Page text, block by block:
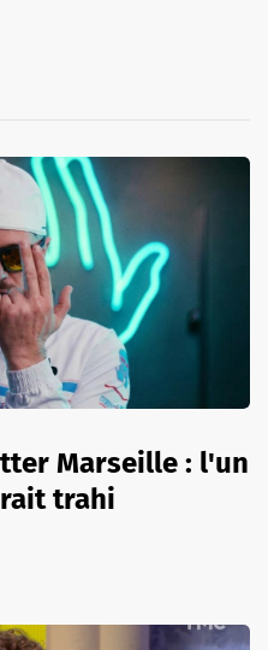
Marseille : l'un
trahi